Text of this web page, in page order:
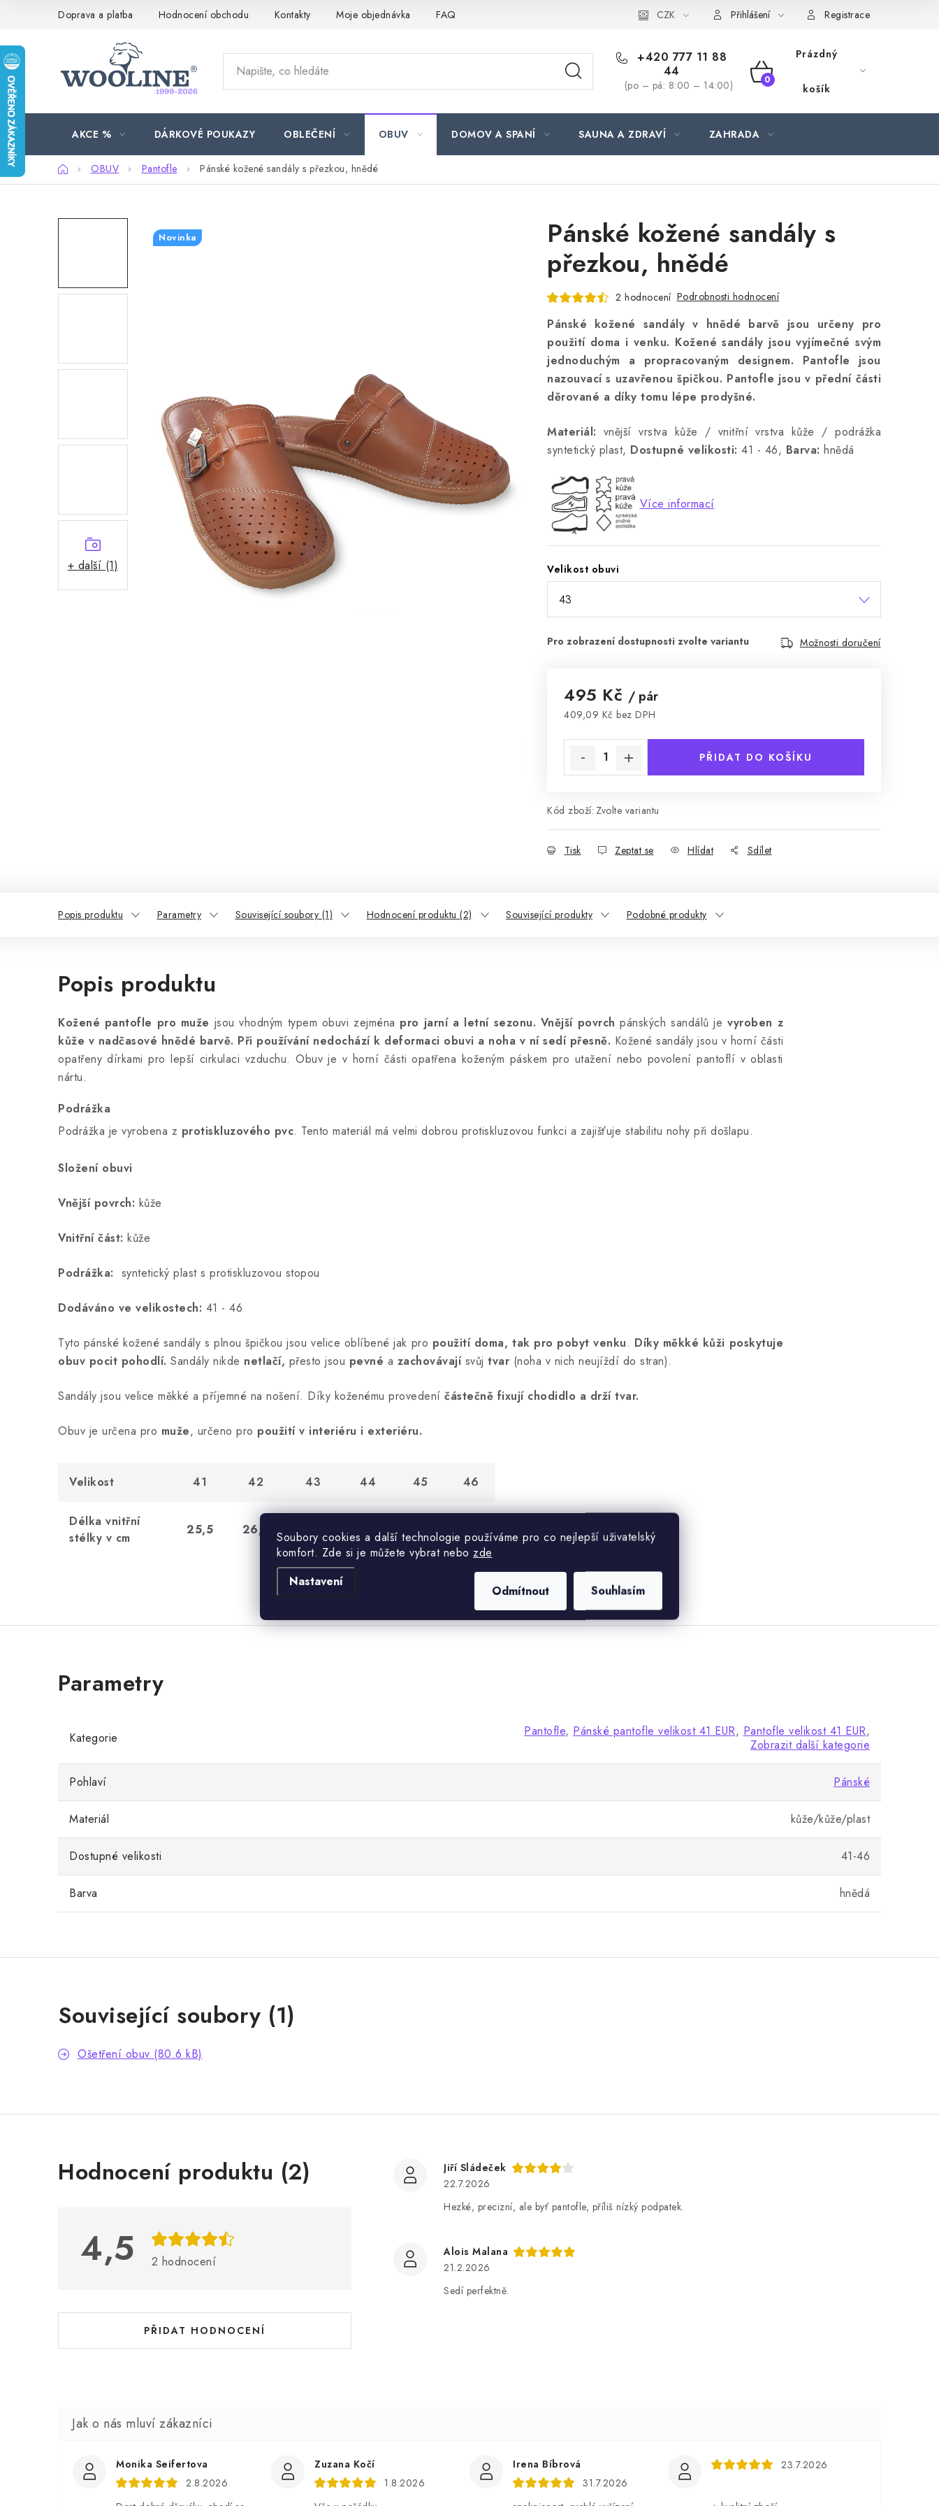
Soubory cookies a další technologie používáme pro co nejlepší uživatelský
komfort. Zde si je můžete vybrat nebo zde
Nastavení
Odmítnout Souhlasím
Doprava a platba Hodnocení obchodu Kontakty Moje objednávka FAQ CZK Přihlášení Registrace
+420 777 11 88
44
(po – pá: 8:00 – 14:00)
NÁKUPNÍ
Prázdný
košík
AKCE % DÁRKOVÉ POUKAZY OBLEČENÍ OBUV DOMOV A SPANÍ SAUNA A ZDRAVÍ ZAHRADA
DomůOBUV Pantofle Pánské kožené sandály s přezkou, hnědé
+ další (1)
Pánské kožené sandály s
přezkou, hnědé
2 hodnocení Podrobnosti hodnocení
Pánské kožené sandály v hnědé barvě jsou určeny pro
použití doma i venku. Kožené sandály jsou vyjímečné svým
jednoduchým a propracovaným designem. Pantofle jsou
nazouvací s uzavřenou špičkou. Pantofle jsou v přední části
děrované a díky tomu lépe prodyšné.
Materiál: vnější vrstva kůže / vnitřní vrstva kůže / podrážka
syntetický plast, Dostupné velikosti: 41 - 46, Barva: hnědá
Více informací
Velikost obuvi
Možnosti doručení
495 Kč / pár
409,09 Kč bez DPH
PŘIDAT DO KOŠÍKU
Kód zboží: Zvolte variantu
Tisk Zeptat se Hlídat Sdílet
Novinka
Popis produktu Parametry Související soubory (1) Hodnocení produktu (2) Související produkty Podobné produkty
Popis produktu
Kožené pantofle pro muže jsou vhodným typem obuvi zejména pro jarní a letní sezonu. Vnější povrchpánských sandálů je vyroben z
kůže v nadčasové hnědé barvě. Při používání nedochází k deformaci obuvi a noha v ní sedí přesně. Kožené sandály jsou v horní části
opatřeny dírkami pro lepší cirkulaci vzduchu. Obuv je v horní části opatřena koženým páskem pro utažení nebo povolení pantoflí v oblasti
nártu.
Podrážka
Podrážka je vyrobena z protiskluzového pvc. Tento materiál má velmi dobrou protiskluzovou funkci a zajišťuje stabilitu nohy při došlapu.
Složení obuvi
Vnější povrch: kůže
Vnitřní část: kůže
Podrážka: syntetický plast s protiskluzovou stopou
Dodáváno ve velikostech: 41 - 46
Tyto pánské kožené sandály s plnou špičkou jsou velice oblíbené jak pro použití doma, tak pro pobyt venku. Díky měkké kůži poskytuje
obuv pocit pohodlí. Sandály nikde netlačí, přesto jsou pevné a zachovávajísvůj tvar (noha v nich neujíždí do stran).
Sandály jsou velice měkké a příjemné na nošení. Díky koženému provedení částečně fixují chodidlo a drží tvar.
Obuv je určena pro muže, určeno pro použití v interiéru i exteriéru.
Velikost 41 42 43 44 45 46
Délka vnitřní
stélky v cm
25,5 26,5 27,5 28,5
Kategorie Pantofle, Pánské pantofle velikost 41 EUR, Pantofle velikost 41 EUR,
Zobrazit další kategorie
Pohlaví Pánské
Materiál kůže/kůže/plast
Dostupné velikosti 41-46
Barva hnědá
Související soubory (1)
Ošetření obuv (80.6 kB)
Hodnocení produktu (2)
4,5 2 hodnocení
PŘIDAT HODNOCENÍ
V
o
n
Jiří Sládeček
22.7.2026
Hezké, precizní, ale byť pantofle, příliš nízký podpatek.
Alois Malana
21.2.2026
Sedí perfektně.
Monika Seifertova
2.8.2026
Zuzana Kočí
1.8.2026
Irena Bíbrová
31.7.2026
23.7.2026